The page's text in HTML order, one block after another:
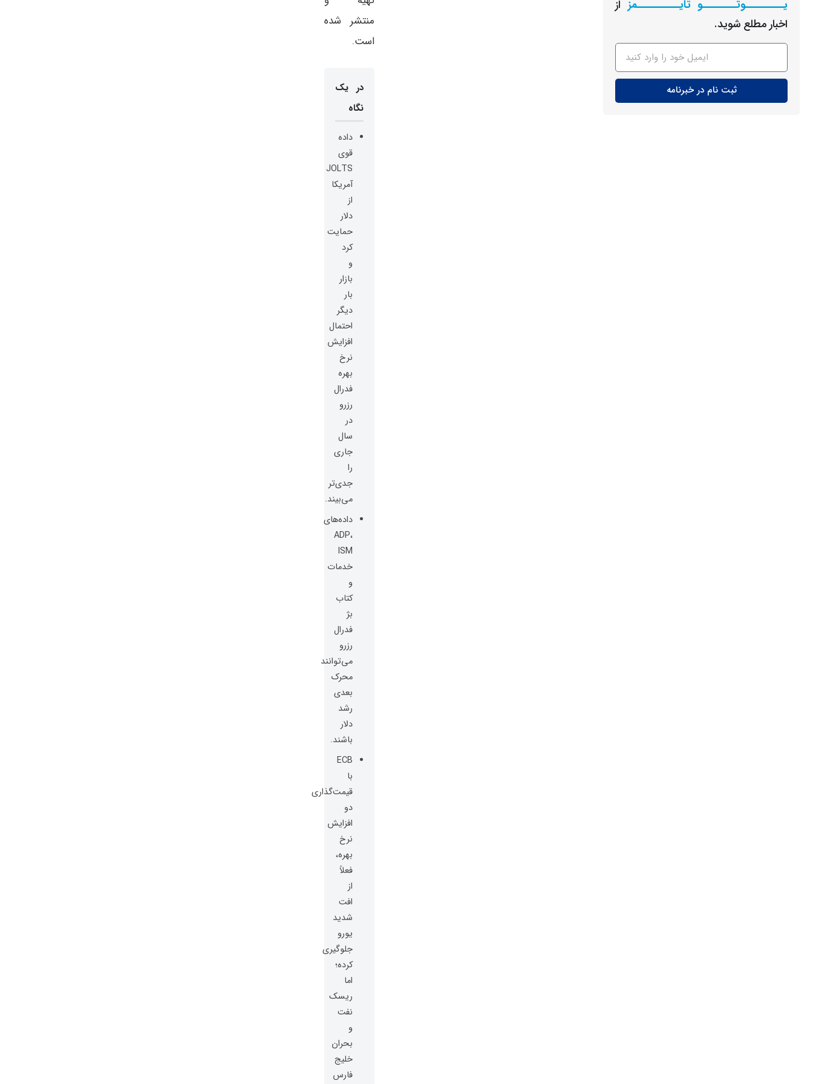
یـــــــــوتــــــــو تایــــــــــمز از
اخبار مطلع شوید.
ثبت نام در خبرنامه
منتشر شده
است.
در یک
نگاه
داده
قوی
JOLTS
آمریکا
از
دلار
حمایت
کرد
و
بازار
بار
دیگر
احتمال
افزایش
نرخ
بهره
فدرال
رزرو
در
سال
جاری
را
جدی‌تر
می‌بیند.
داده‌های
ADP،
ISM
خدمات
و
کتاب
بژ
فدرال
رزرو
می‌توانند
محرک
بعدی
رشد
دلار
باشند.
ECB
با
قیمت‌گذاری
دو
افزایش
نرخ
بهره،
فعلاً
از
افت
شدید
یورو
جلوگیری
کرده؛
اما
ریسک
نفت
و
بحران
خلیج
فارس